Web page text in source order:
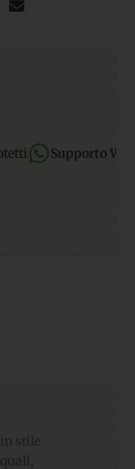
Supporto